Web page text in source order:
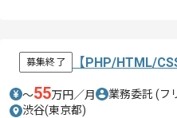
募集終了 【PHP/HTML/
〜55万円／月 業務委託 (フ
渋谷(東京都)